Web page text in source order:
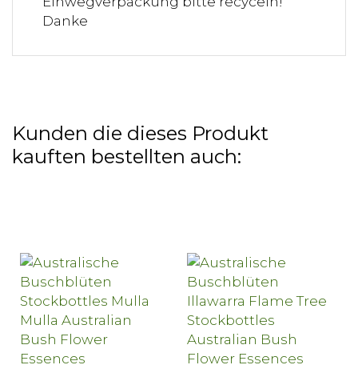
Danke
Kunden die dieses Produkt
kauften bestellten auch: